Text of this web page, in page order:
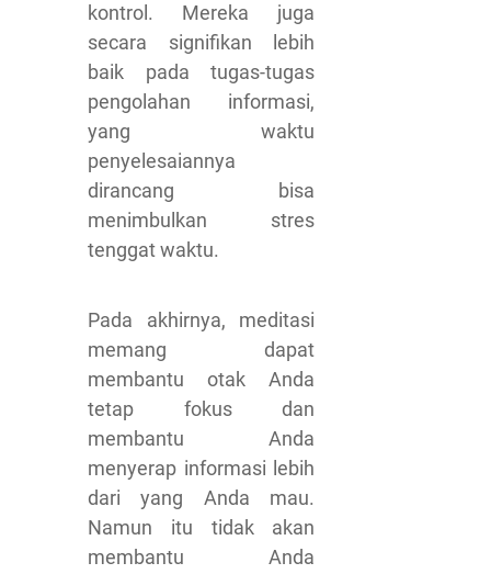
kontrol. Mereka juga
secara signifikan lebih
baik pada tugas-tugas
pengolahan informasi,
yang waktu
penyelesaiannya
dirancang bisa
menimbulkan stres
tenggat waktu.
Pada akhirnya, meditasi
memang dapat
membantu otak Anda
tetap fokus dan
membantu Anda
menyerap informasi lebih
dari yang Anda mau.
Namun itu tidak akan
membantu Anda